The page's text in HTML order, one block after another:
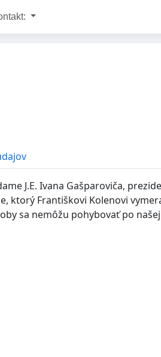
J.E. Ivana Gašparoviča,
ktorý Františkovi Kolenovi
sa nemôžu pohybovať po